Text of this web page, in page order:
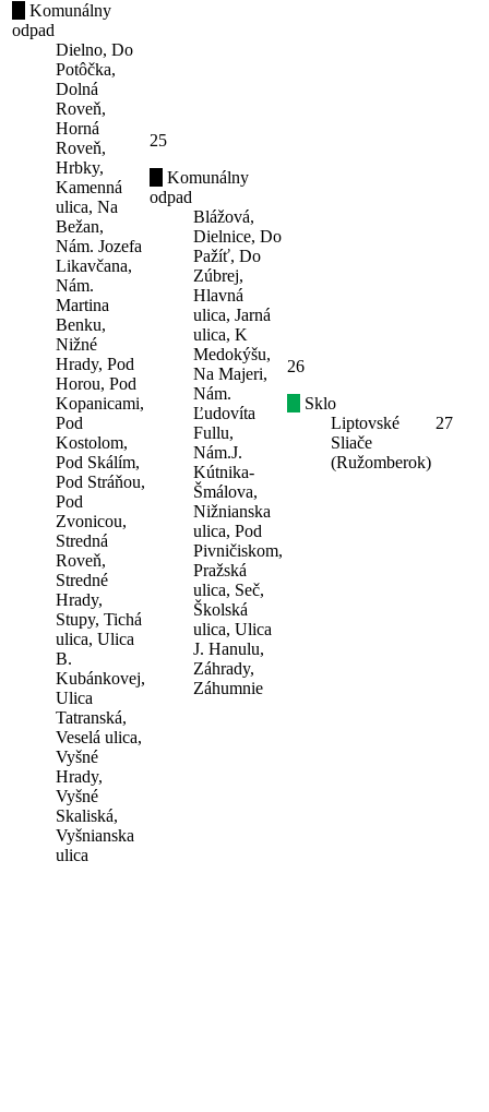
Komunálny
odpad
Dielno, Do
Potôčka,
Dolná
Roveň,
Horná
Roveň,
Hrbky,
Kamenná
ulica, Na
Bežan,
Nám. Jozefa
Likavčana,
Nám.
Martina
Benku,
Nižné
Hrady, Pod
Horou, Pod
Kopanicami,
Pod
Kostolom,
Pod Skálím,
Pod Stráňou,
Pod
Zvonicou,
Stredná
Roveň,
Stredné
Hrady,
Stupy, Tichá
ulica, Ulica
B.
Kubánkovej,
Ulica
Tatranská,
Veselá ulica,
Vyšné
Hrady,
Vyšné
Skaliská,
Vyšnianska
ulica
25
Komunálny
odpad
Blážová,
Dielnice, Do
Pažíť, Do
Zúbrej,
Hlavná
ulica, Jarná
ulica, K
Medokýšu,
Na Majeri,
Nám.
Ľudovíta
Fullu,
Nám.J.
Kútnika-
Šmálova,
Nižnianska
ulica, Pod
Pivničiskom,
Pražská
ulica, Seč,
Školská
ulica, Ulica
J. Hanulu,
Záhrady,
Záhumnie
26
Sklo
Liptovské
Sliače
(Ružomberok)
27